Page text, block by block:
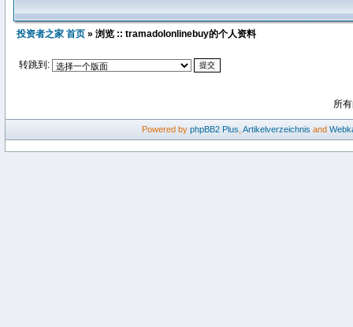
投资者之家 首页 » 浏览 :: tramadolonlinebuy的个人资料
转跳到:
所
Powered by phpBB2 Plus Artikelverzeichnis and